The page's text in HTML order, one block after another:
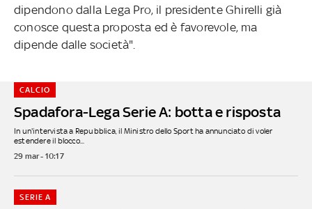
dipendono dalla Lega Pro, il presidente Ghirelli già
conosce questa proposta ed è favorevole, ma
dipende dalle società".
Spadafora-Lega Serie A: botta e risposta
CALCIO
In un'intervista a Repubblica, il Ministro dello Sport ha annunciato di voler
estendere il blocco...
29 mar - 10:17
SERIE A